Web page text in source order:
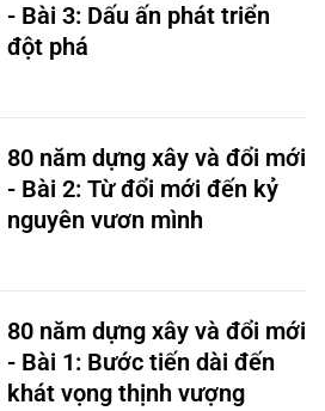
- Bài 3: Dấu ấn phát triển
đột phá
80 năm dựng xây và đổi mới
- Bài 2: Từ đổi mới đến kỷ
nguyên vươn mình
80 năm dựng xây và đổi mới
- Bài 1: Bước tiến dài đến
khát vọng thịnh vượng